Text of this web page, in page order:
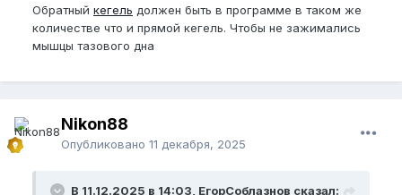
минуты
6) Растягивание в разные стороны по 30 секунд в
каждую
9) Джелк мокрый 3 минуты 2 минуты
10) Кегель 30 раз
Тренировка кажется достаточно легкой, провожу
Обратный кегель должен быть в программе в таком же
количестве что и прямой кегель. Чтобы не зажимались
мышцы тазового дна
Nikon88
Опубликовано 11 декабря, 2025
В 11.12.2025 в 14:03, ЕгорСоблазнов сказал: